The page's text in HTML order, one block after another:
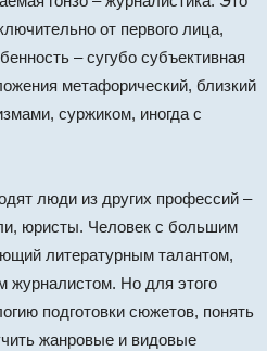
от первого лица,
– сугубо субъективная
метафорический, близкий
суржиком, иногда с
люди из других профессий –
юристы. Человек с большим
литературным талантом,
журналистом. Но для этого
подготовки сюжетов, понять
жанровые и видовые